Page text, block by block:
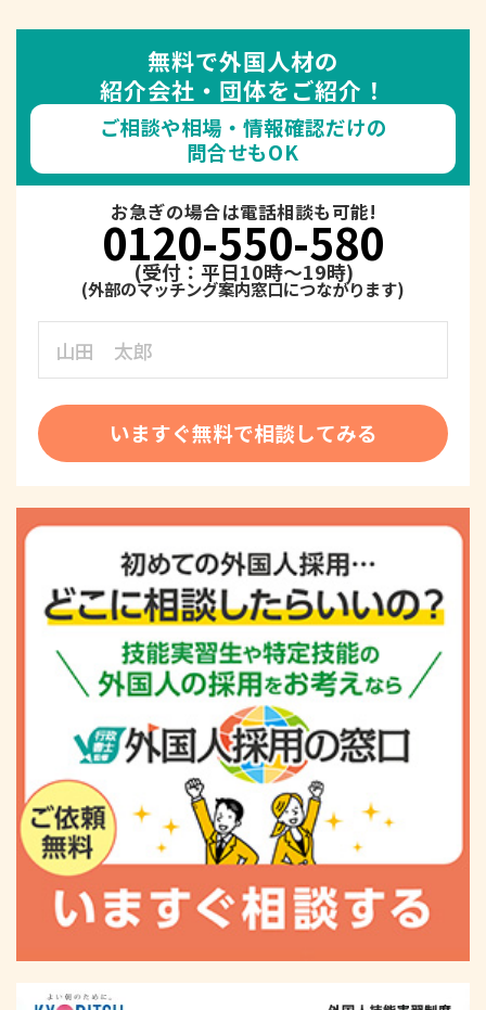
無料で外国人材の
紹介会社・団体をご紹介！
ご相談や相場・情報確認だけの
問合せもOK
お急ぎの場合は電話相談も可能!
0120-550-580
(受付：平日10時～19時)
いますぐ無料で相談してみる